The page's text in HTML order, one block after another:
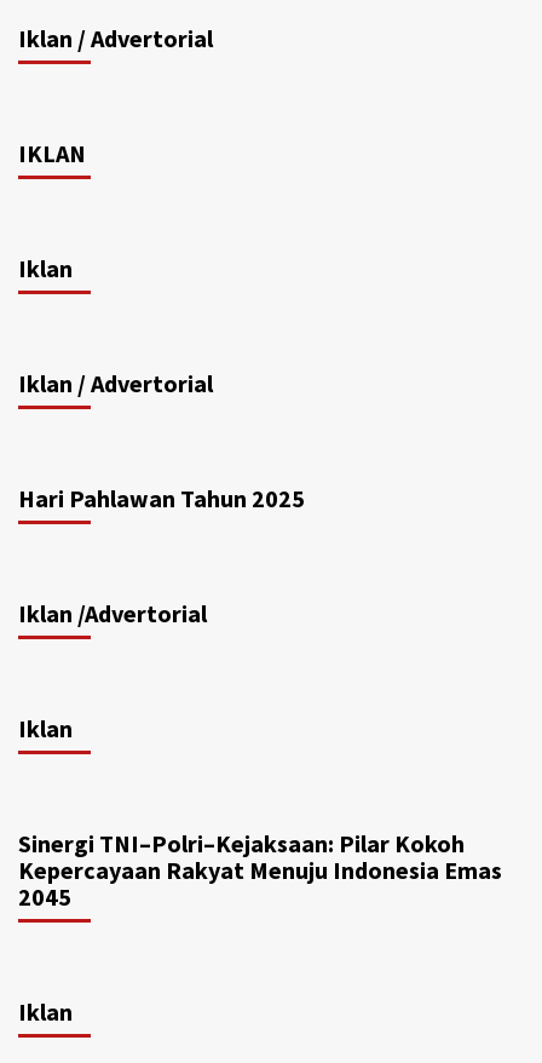
Iklan / Advertorial
IKLAN
Iklan
Iklan / Advertorial
Hari Pahlawan Tahun 2025
Iklan /Advertorial
Iklan
Sinergi TNI–Polri–Kejaksaan: Pilar Kokoh
Kepercayaan Rakyat Menuju Indonesia Emas
2045
Iklan